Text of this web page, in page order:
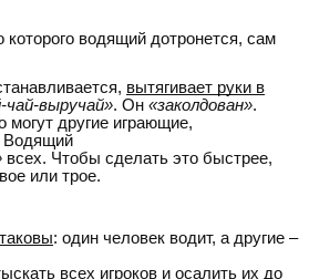
которого водящий дотронется, сам
вытягивает руки в
чай-выручай». Он «заколдован».
могут другие играющие,
Водящий
всех. Чтобы сделать это быстрее,
или трое.
: один человек водит, а другие –
всех игроков и осалить их до